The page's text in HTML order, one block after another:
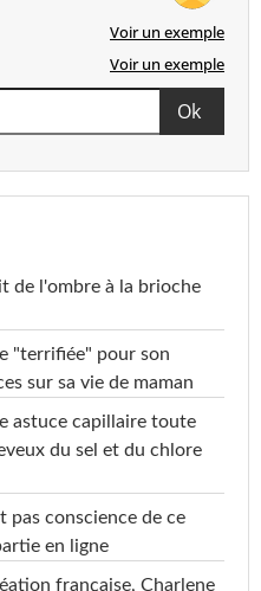
Voir un exemple
Voir un exemple
de l'ombre à la brioche
"terrifiée" pour son
sur sa vie de maman
astuce capillaire toute
du sel et du chlore
pas conscience de ce
en ligne
française, Charlene